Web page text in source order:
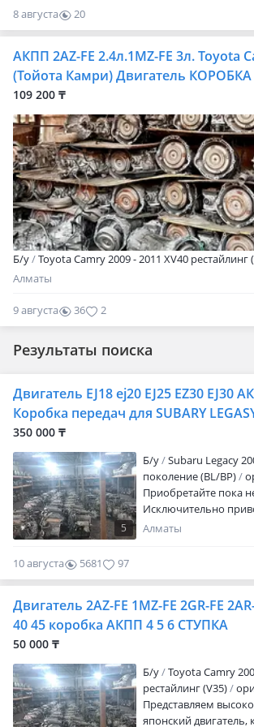
8 августа
20
0
АКПП 2AZ-FE 2.4л.1MZ-FE 3л. Toyota
(Тойота Камри) Двигатель КОРОБКА
109 200 ₸
Б/y Toyota Camry 2009 - 2011 XV40 рестайлинг
Алматы
9 августа 36 2
Результаты поиска
Двигатель EJ18 ej20 EJ25 EZ30 EJ30
Коробка передач для SUBARY
350 000 ₸
5
Б/y
Subaru Legacy
поколение (BL/BP)
Приобретайте пока
Исключительно
контрактные
Расход масла Стук
Перегрев
двигатель, который
качественно и по
предложением.
нашей организации
только продажу но и
агрегата. Только
Алматы
10 августа 5681 97
Двигатель 2AZ-FE 1MZ-FE 2GR-FE
40 45 коробка АКПП 4 5 6 СТУПКА
50 000 ₸
Б/y
Toyota Camry
рестайлинг (V35)
Представляем
японский двигатель,